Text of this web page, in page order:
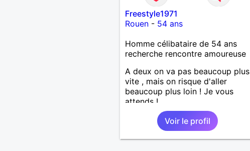
Freestyle1971
Rouen- 54 ans
Homme célibataire de 54 ans
recherche rencontre amoureuse
A deux on va pas beaucoup plus
vite , mais on risque d'aller
beaucoup plus loin ! Je vous
attends !
Voir le profil